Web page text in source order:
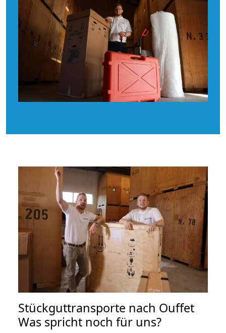
Stückguttransporte nach Ouffet
Was spricht noch für uns?